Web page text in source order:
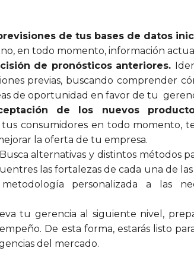
de tus bases de datos
en todo momento, información
de pronósticos anteriores.
previas, buscando comprender
de oportunidad en favor de tu
de los nuevos
consumidores en todo momento,
la oferta de tu empresa.
Busca alternativas y distintos métodos
las fortalezas de cada una de
personalizada a las
tu gerencia al siguiente nivel,
De esta forma, estarás listo
del mercado.